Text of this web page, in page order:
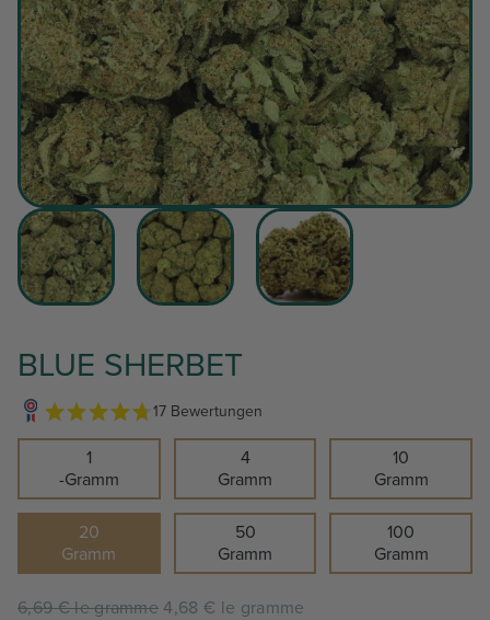
BLUE SHERBET
17 Bewertungen
1
-Gramm
4
Gramm
10
Gramm
20
Gramm
50
Gramm
100
Gramm
6,69 € le gramme 4,68 € le gramme